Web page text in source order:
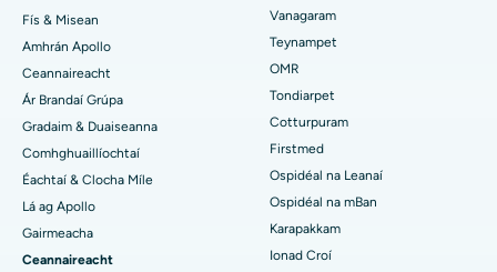
Aimsigh Péidiatraiceach
Aimsigh Deirmeolaí
Aimsigh Úireolaí
An tOspidéal is Fearr i Jubilee Hills, Hyderabad
An tOspidéal is Fearr i Tondiarpet, Chennai
An tOspidéal is Fearr i Kotturpuram, Chennai
Ospidéal is Fearr i Bóthar Kovai, Karur
An tOspidéal is Fearr i Karapakkam, Chennai
An tOspidéal is Fearr in Arilova, Vizag
Máinliacht Lasik
Rhinoplasty
Liposuction
Angiogram Corónach
Athsholáthar Comhla Aortach Transcatheter
Deisiú Comhla MitraClip
Fís & Misean
Amhrán Apollo
Ceannaireacht
Ár Brandaí Grúpa
Gradaim & Duaiseanna
Comhghuaillíochtaí
Éachtaí & Clocha Míle
Lá ag Apollo
Gairmeacha
Ceannaireacht
Vanagaram
Teynampet
OMR
Tondiarpet
Cotturpuram
Firstmed
Ospidéal na Leanaí
Ospidéal na mBan
Karapakkam
Ionad Croí